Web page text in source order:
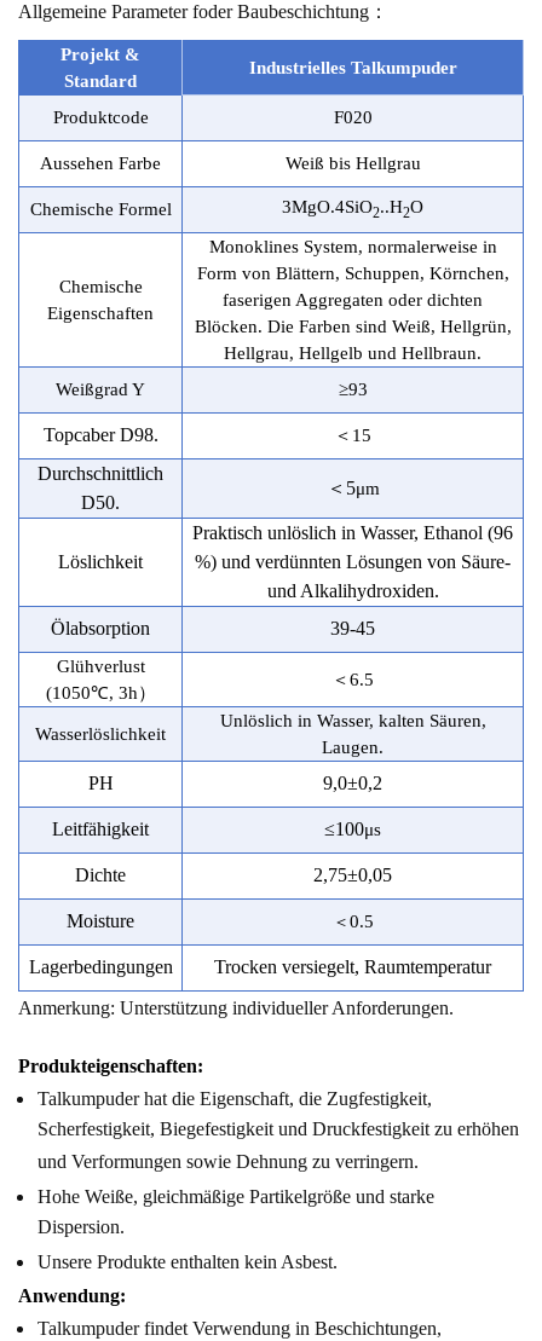
Allgemeine Parameter foder Baubeschichtung ：
Projekt &
Standard
Industrielles Talkumpuder
Produktcode F020
Aussehen Farbe Weiß bis Hellgrau
Chemische Formel 3MgO.4SiO2..H2O
Chemische
Eigenschaften
Monoklines System, normalerweise in
Form von Blättern, Schuppen, Körnchen,
faserigen Aggregaten oder dichten
Blöcken. Die Farben sind Weiß, Hellgrün,
Hellgrau, Hellgelb und Hellbraun.
Weißgrad Y
≥93
Topcaber D98. ＜ 15
Durchschnittlich
D50.
＜ 5μm
Löslichkeit
Praktisch unlöslich in Wasser, Ethanol (96
%) und verdünnten Lösungen von Säure-
und Alkalihydroxiden.
Ölabsorption
39-45
Glühverlust
(1050℃, 3h）
＜6.5
Wasserlöslichkeit
Unlöslich in Wasser, kalten Säuren,
Laugen.
PH 9,0±0,2
Leitfähigkeit ≤100μs
Dichte 2,75±0,05
Moisture ＜0.5
Lagerbedingungen
Trocken versiegelt, Raumtemperatur
Anmerkung: Unterstützung individueller Anforderungen.
Produkteigenschaften:
Talkumpuder hat die Eigenschaft, die Zugfestigkeit,
Scherfestigkeit, Biegefestigkeit und Druckfestigkeit zu erhöhen
und Verformungen sowie Dehnung zu verringern.
Hohe Weiße, gleichmäßige Partikelgröße und starke
Dispersion.
Unsere Produkte enthalten kein Asbest.
Anwendung:
Talkumpuder findet Verwendung in Beschichtungen,